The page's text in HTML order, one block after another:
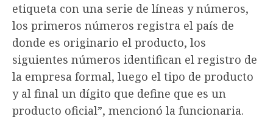
etiqueta con una serie de líneas y números,
los primeros números registra el país de
donde es originario el producto, los
siguientes números identifican el registro de
la empresa formal, luego el tipo de producto
y al final un dígito que define que es un
producto oficial”, mencionó la funcionaria.